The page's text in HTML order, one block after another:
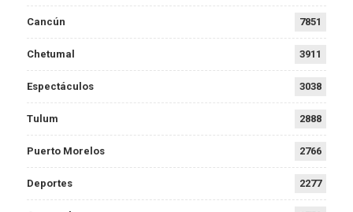
Cancún 7851
Chetumal 3911
Espectáculos 3038
Tulum 2888
Puerto Morelos 2766
Deportes 2277